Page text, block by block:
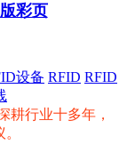
彩页
设备 RFID RFID
耕行业十多年，